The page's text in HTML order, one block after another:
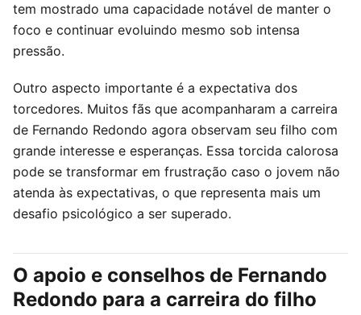
tem mostrado uma capacidade notável de manter o
foco e continuar evoluindo mesmo sob intensa
pressão.
Outro aspecto importante é a expectativa dos
torcedores. Muitos fãs que acompanharam a carreira
de Fernando Redondo agora observam seu filho com
grande interesse e esperanças. Essa torcida calorosa
pode se transformar em frustração caso o jovem não
atenda às expectativas, o que representa mais um
desafio psicológico a ser superado.
O apoio e conselhos de Fernando
Redondo para a carreira do filho